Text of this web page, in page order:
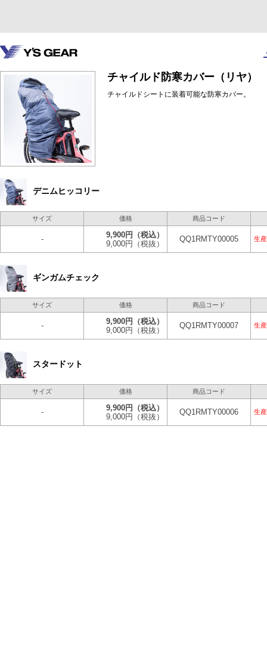
チャイルド防寒カバー（リヤ）
チャイルドシートに装着可能な防寒カバー。
デニムヒッコリー
サイズ 価格 商品コード
- 9,900円
（税込）
9,000円
（税抜）
QQ1RMTY00005 生
ギンガムチェック
サイズ 価格 商品コード
- 9,900円
（税込）
9,000円
（税抜）
QQ1RMTY00007 生
スタードット
サイズ 価格 商品コード
- 9,900円
（税込）
9,000円
（税抜）
QQ1RMTY00006 生